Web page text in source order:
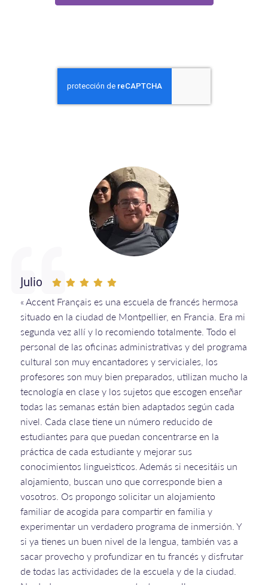
Julio
« Accent Français es una escuela de francés hermosa
situado en la ciudad de Montpellier, en Francia. Era mi
segunda vez allí y lo recomiendo totalmente. Todo el
personal de las oficinas administrativas y del programa
cultural son muy encantadores y serviciales, los
profesores son muy bien preparados, utilizan mucho la
tecnología en clase y los sujetos que escogen enseñar
todas las semanas están bien adaptados según cada
nivel. Cada clase tiene un número reducido de
estudiantes para que puedan concentrarse en la
práctica de cada estudiante y mejorar sus
conocimientos lingueìsticos. Además si necesitáis un
alojamiento, buscan uno que corresponde bien a
vosotros. Os propongo solicitar un alojamiento
familiar de acogida para compartir en familia y
experimentar un verdadero programa de inmersión. Y
si ya tienes un buen nivel de la lengua, también vas a
sacar provecho y profundizar en tu francés y disfrutar
de todas las actividades de la escuela y de la ciudad.